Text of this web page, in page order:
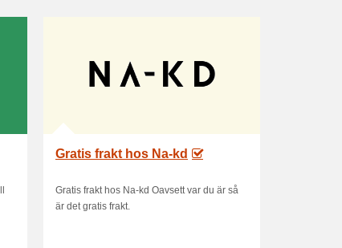
Gratis frakt hos Na-kd
Gratis frakt hos Na-kd Oavsett var du är så
är det gratis frakt.